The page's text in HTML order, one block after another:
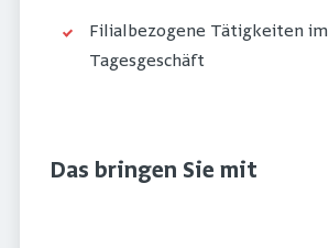
Filialbezogene Tätigkeiten im
Tagesgeschäft
Das bringen Sie mit